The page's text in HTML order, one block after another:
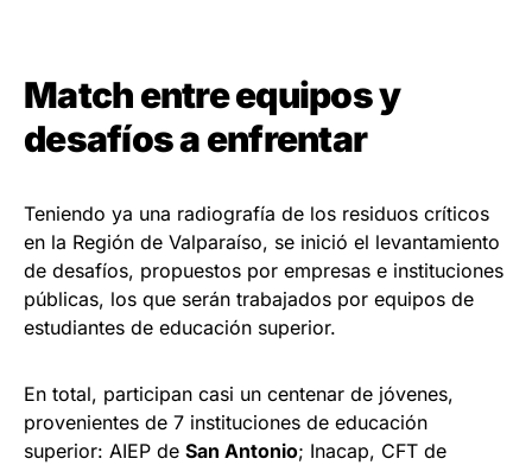
Match entre equipos y
desafíos a enfrentar
Teniendo ya una radiografía de los residuos críticos
en la Región de Valparaíso, se inició el levantamiento
de desafíos, propuestos por empresas e instituciones
públicas, los que serán trabajados por equipos de
estudiantes de educación superior.
En total, participan casi un centenar de jóvenes,
provenientes de 7 instituciones de educación
superior: AIEP de San Antonio; Inacap, CFT de